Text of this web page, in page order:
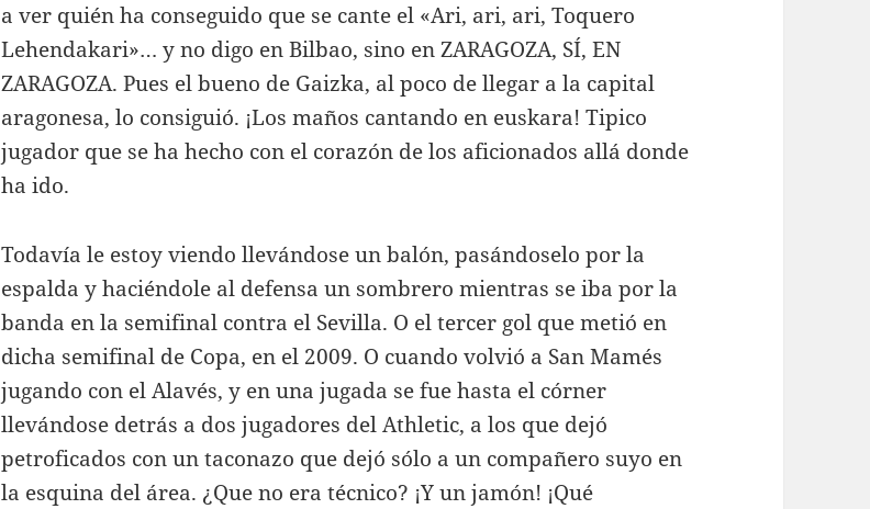
a ver quién ha conseguido que se cante el «Ari, ari, ari, Toquero
Lehendakari»… y no digo en Bilbao, sino en ZARAGOZA, SÍ, EN
ZARAGOZA. Pues el bueno de Gaizka, al poco de llegar a la capital
aragonesa, lo consiguió. ¡Los maños cantando en euskara! Tipico
jugador que se ha hecho con el corazón de los aficionados allá donde
ha ido.
Todavía le estoy viendo llevándose un balón, pasándoselo por la
espalda y haciéndole al defensa un sombrero mientras se iba por la
banda en la semifinal contra el Sevilla. O el tercer gol que metió en
dicha semifinal de Copa, en el 2009. O cuando volvió a San Mamés
jugando con el Alavés, y en una jugada se fue hasta el córner
llevándose detrás a dos jugadores del Athletic, a los que dejó
petroficados con un taconazo que dejó sólo a un compañero suyo en
la esquina del área. ¿Que no era técnico? ¡Y un jamón! ¡Qué